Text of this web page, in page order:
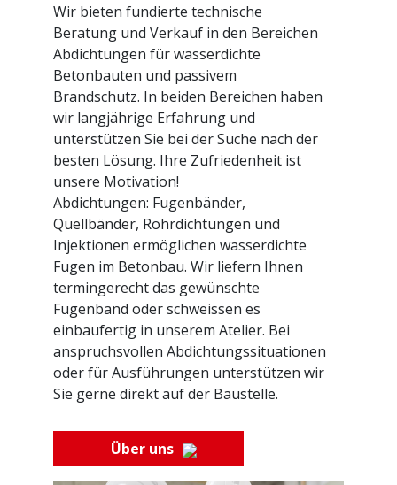
Wir bieten fundierte technische
Beratung und Verkauf in den Bereichen
Abdichtungen für wasserdichte
Betonbauten und passivem
Brandschutz. In beiden Bereichen haben
wir langjährige Erfahrung und
unterstützen Sie bei der Suche nach der
besten Lösung. Ihre Zufriedenheit ist
unsere Motivation!
Abdichtungen: Fugenbänder,
Quellbänder, Rohrdichtungen und
Injektionen ermöglichen wasserdichte
Fugen im Betonbau. Wir liefern Ihnen
termingerecht das gewünschte
Fugenband oder schweissen es
einbaufertig in unserem Atelier. Bei
anspruchsvollen Abdichtungssituationen
oder für Ausführungen unterstützen wir
Sie gerne direkt auf der Baustelle.
Über uns